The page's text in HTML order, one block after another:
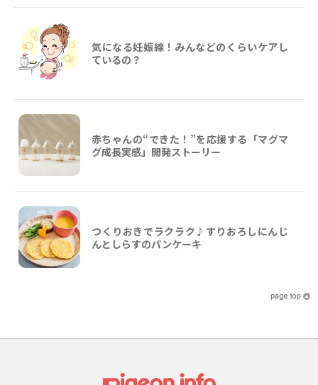
気になる妊娠線！みんなどのくらいケアし
ているの？
赤ちゃんの“できた！”を応援する「マグマ
グ成長実感」開発ストーリー
つくりおきでラクラク♪すりおろしにんじ
んとしらすのパンケーキ